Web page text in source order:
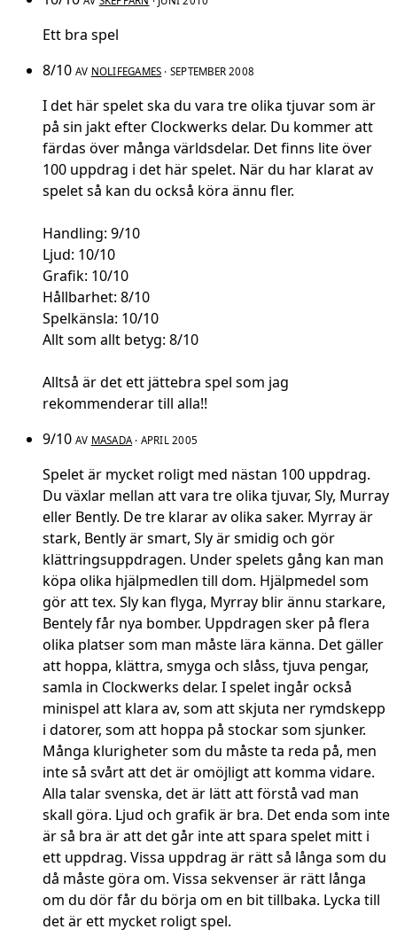
Ett bra spel
8/10 AV NOLIFEGAMES · SEPTEMBER 2008
I det här spelet ska du vara tre olika tjuvar som är
på sin jakt efter Clockwerks delar. Du kommer att
färdas över många världsdelar. Det finns lite över
100 uppdrag i det här spelet. När du har klarat av
spelet så kan du också köra ännu fler.
Handling: 9/10
Ljud: 10/10
Grafik: 10/10
Hållbarhet: 8/10
Spelkänsla: 10/10
Allt som allt betyg: 8/10
Alltså är det ett jättebra spel som jag
rekommenderar till alla!!
9/10 AV MASADA · APRIL 2005
Spelet är mycket roligt med nästan 100 uppdrag.
Du växlar mellan att vara tre olika tjuvar, Sly, Murray
eller Bently. De tre klarar av olika saker. Myrray är
stark, Bently är smart, Sly är smidig och gör
klättringsuppdragen. Under spelets gång kan man
köpa olika hjälpmedlen till dom. Hjälpmedel som
gör att tex. Sly kan flyga, Myrray blir ännu starkare,
Bentely får nya bomber. Uppdragen sker på flera
olika platser som man måste lära känna. Det gäller
att hoppa, klättra, smyga och slåss, tjuva pengar,
samla in Clockwerks delar. I spelet ingår också
minispel att klara av, som att skjuta ner rymdskepp
i datorer, som att hoppa på stockar som sjunker.
Många klurigheter som du måste ta reda på, men
inte så svårt att det är omöjligt att komma vidare.
Alla talar svenska, det är lätt att förstå vad man
skall göra. Ljud och grafik är bra. Det enda som inte
är så bra är att det går inte att spara spelet mitt i
ett uppdrag. Vissa uppdrag är rätt så långa som du
då måste göra om. Vissa sekvenser är rätt långa
om du dör får du börja om en bit tillbaka. Lycka till
det är ett mycket roligt spel.